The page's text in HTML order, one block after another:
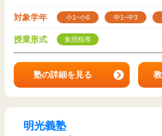
対象学年 小1~小6 中1~中3
授業形式 集団指導
塾の詳細を見る
明光義塾